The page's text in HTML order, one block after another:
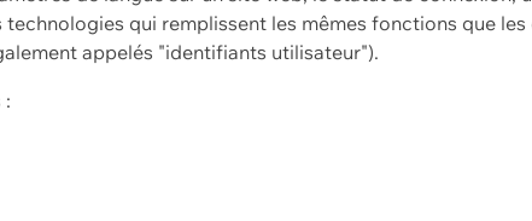
qui remplissent les mêmes fonctions que
appelés "identifiants utilisateur").
: